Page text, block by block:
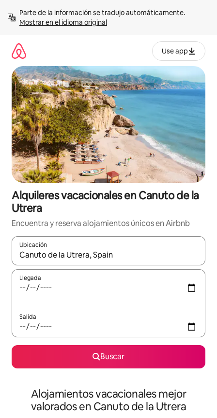
contenidoMostrar en el idioma original
Use app
Alquileres vacacionales en Canuto de la
Utrera
Encuentra y reserva alojamientos únicos en Airbnb
Ubicación
Cuando los resultados estén disponibles, navega con las
Llegada
Salida
Buscar
Alojamientos vacacionales mejor
valorados en Canuto de la Utrera